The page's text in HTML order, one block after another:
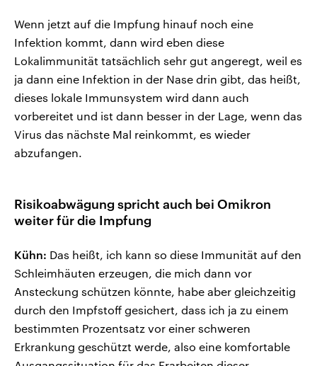
Wenn jetzt auf die Impfung hinauf noch eine
Infektion kommt, dann wird eben diese
Lokalimmunität tatsächlich sehr gut angeregt, weil es
ja dann eine Infektion in der Nase drin gibt, das heißt,
dieses lokale Immunsystem wird dann auch
vorbereitet und ist dann besser in der Lage, wenn das
Virus das nächste Mal reinkommt, es wieder
abzufangen.
Risikoabwägung spricht auch bei Omikron
weiter für die Impfung
Kühn: Das heißt, ich kann so diese Immunität auf den
Schleimhäuten erzeugen, die mich dann vor
Ansteckung schützen könnte, habe aber gleichzeitig
durch den Impfstoff gesichert, dass ich ja zu einem
bestimmten Prozentsatz vor einer schweren
Erkrankung geschützt werde, also eine komfortable